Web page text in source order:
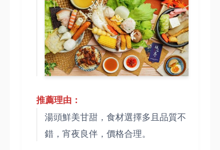
推薦理由：
湯頭鮮美甘甜，食材選擇多且品質不
錯，宵夜良伴，價格合理。